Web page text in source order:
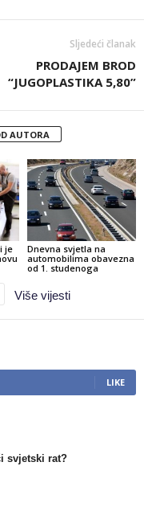
Sljedeći članak
PRODAJEM BROD
“JUGOPLASTIKA 5,80”
AUTORA
je
Dnevna svjetla na
automobilima obavezna
od 1. studenoga
Više vijesti
LIKE
svjetski rat?